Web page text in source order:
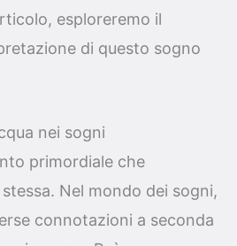
esploreremo il
di questo sogno
nei sogni
primordiale che
Nel mondo dei sogni,
connotazioni a seconda